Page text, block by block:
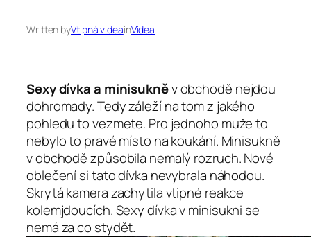
Written byVtipná videainVidea
Sexy dívka a minisukněv obchodě nejdou
dohromady. Tedy záleží na tom z jakého
pohledu to vezmete. Pro jednoho muže to
nebylo to pravé místo na koukání. Minisukně
v obchodě způsobila nemalý rozruch. Nové
oblečení si tato dívka nevybrala náhodou.
Skrytá kamera zachytila vtipné reakce
kolemjdoucích. Sexy dívka v minisukni se
nemá za co stydět.